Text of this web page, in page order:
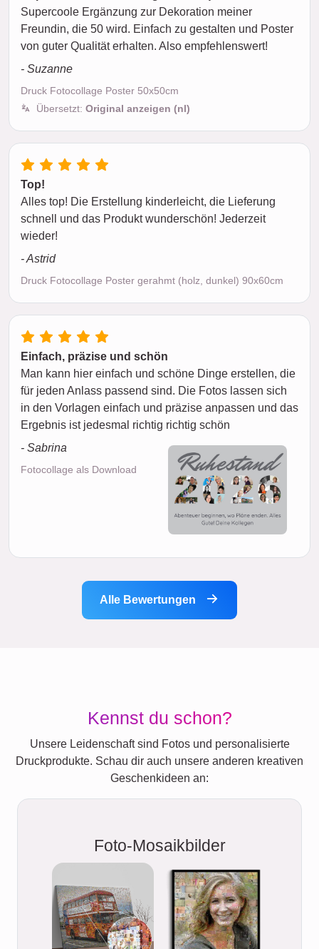
Supercoole Ergänzung zur Dekoration meiner
Freundin, die 50 wird. Einfach zu gestalten und Poster
von guter Qualität erhalten. Also empfehlenswert!
- Suzanne
Druck Fotocollage Poster 50x50cm
Übersetzt: Original anzeigen (nl)
Top!
Alles top! Die Erstellung kinderleicht, die Lieferung
schnell und das Produkt wunderschön! Jederzeit
wieder!
- Astrid
Druck Fotocollage Poster gerahmt (holz, dunkel) 90x60cm
Einfach, präzise und schön
Man kann hier einfach und schöne Dinge erstellen, die
für jeden Anlass passend sind. Die Fotos lassen sich
in den Vorlagen einfach und präzise anpassen und das
Ergebnis ist jedesmal richtig richtig schön
- Sabrina
Fotocollage als Download
Alle Bewertungen
Kennst du schon?
Unsere Leidenschaft sind Fotos und personalisierte
Druckprodukte. Schau dir auch unsere anderen kreativen
Geschenkideen an:
Foto-Mosaikbilder